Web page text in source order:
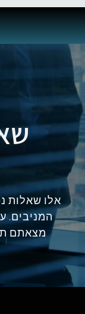
אלו שאלות
המניבים.
מצאתם